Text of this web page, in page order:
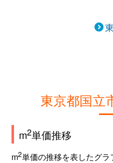
東京都国立
m2単価推移
m2単価の推移を表したグラ